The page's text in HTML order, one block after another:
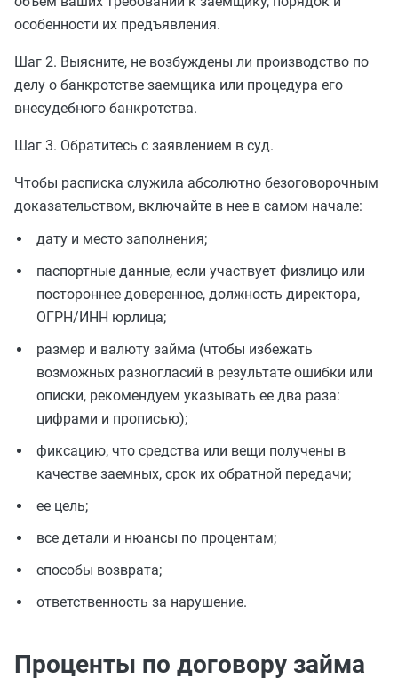
особенности их предъявления.
Шаг 2. Выясните, не возбуждены ли производство по
делу о банкротстве заемщика или процедура его
внесудебного банкротства.
Шаг 3. Обратитесь с заявлением в суд.
Чтобы расписка служила абсолютно безоговорочным
доказательством, включайте в нее в самом начале:
дату и место заполнения;
паспортные данные, если участвует физлицо или
постороннее доверенное, должность директора,
ОГРН/ИНН юрлица;
размер и валюту займа (чтобы избежать
возможных разногласий в результате ошибки или
описки, рекомендуем указывать ее два раза:
цифрами и прописью);
фиксацию, что средства или вещи получены в
качестве заемных, срок их обратной передачи;
ее цель;
все детали и нюансы по процентам;
способы возврата;
ответственность за нарушение.
Проценты по договору займа